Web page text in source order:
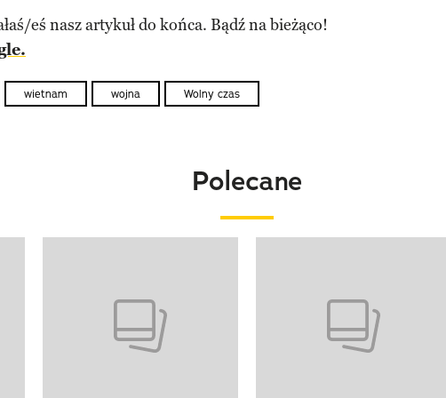
eś nasz artykuł do końca. Bądź na bieżąco!
wietnam wojna Wolny czas
Polecane